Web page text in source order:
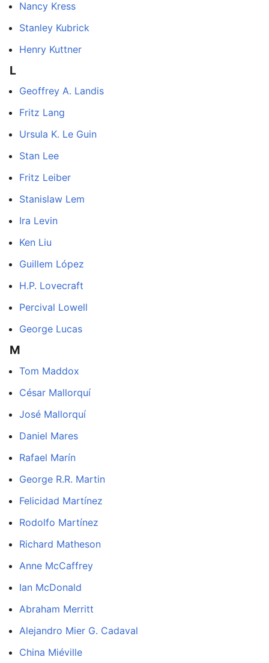
Nancy Kress
Stanley Kubrick
Henry Kuttner
L
Geoffrey A. Landis
Fritz Lang
Ursula K. Le Guin
Stan Lee
Fritz Leiber
Stanislaw Lem
Ira Levin
Ken Liu
Guillem López
H.P. Lovecraft
Percival Lowell
George Lucas
M
Tom Maddox
César Mallorquí
José Mallorquí
Daniel Mares
Rafael Marín
George R.R. Martin
Felicidad Martínez
Rodolfo Martínez
Richard Matheson
Anne McCaffrey
Ian McDonald
Abraham Merritt
Alejandro Mier G. Cadaval
China Miéville